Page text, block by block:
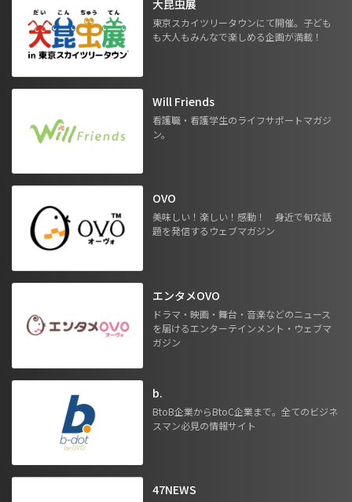
大昆虫展
東京スカイツリータウンにて開催。子ども
も大人もみんなで楽しめる企画が満載！
Will Friends
看護職・看護学生のライフサポートマガジ
ン。
OVO
美味しい！楽しい！感動！ 身近で旬な話
題を発信するウェブマガジン
エンタメOVO
ドラマ・映画・舞台・音楽などのニュース
を届けるエンターテインメント・ウェブマ
ガジン
b.
BtoB企業からBtoC企業まで。全てのビジネ
スマン必見の情報サイト
47NEWS